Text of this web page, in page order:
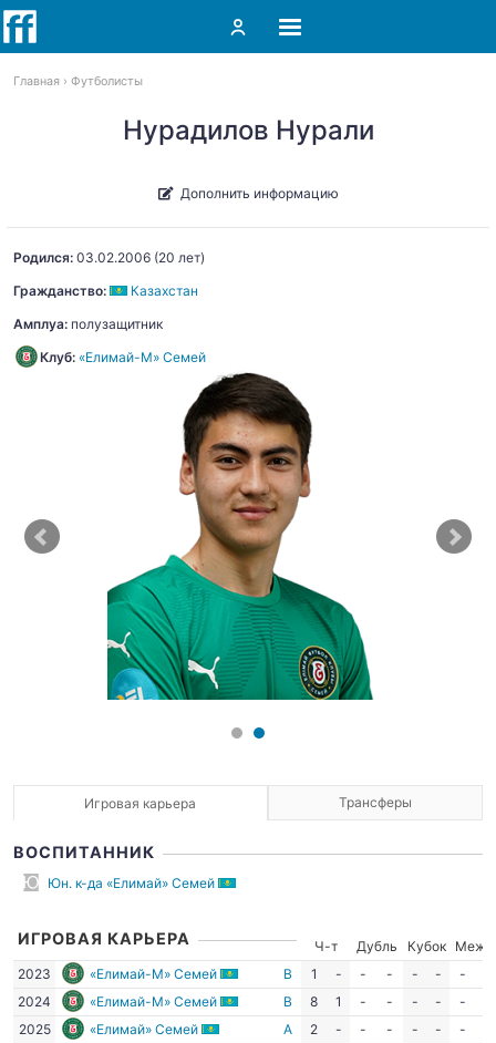
Главная Футболисты
Нурадилов Нурали
Дополнить информацию
Родился: 03.02.2006 (20 лет)
Гражданство:
Казахстан
Амплуа: полузащитник
Клуб: «Елимай-М» Семей
Игровая карьера Трансферы
ВОСПИТАННИК
Юн. к-да «Елимай» Семей
ИГРОВАЯ КАРЬЕРА Ч-т Дубль Кубок
Межд.
2023
«Елимай-М» Семей В 1 - - - - - -
2024
«Елимай-М» Семей В 8 1 - - - - -
2025
«Елимай» Семей А 2 - - - - - -